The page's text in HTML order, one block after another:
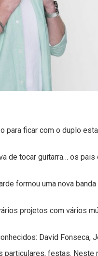
para ficar com o duplo
de tocar guitarra… os pais
formou uma nova
projetos com vários
David Fonseca,
particulares, festas.